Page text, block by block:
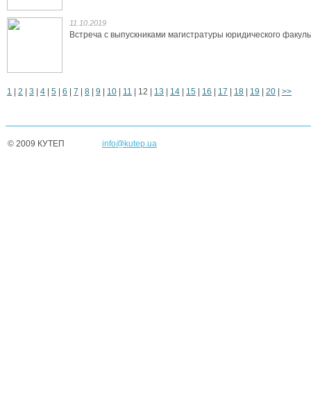
11.10.2019
Встреча с выпускниками магистратуры юридического
1 2 3 4 5 6 7 8 9 10 11 12 13 14 15 16 17 18 19 20 >>
© 2009 КУТЕП info@kutep.ua